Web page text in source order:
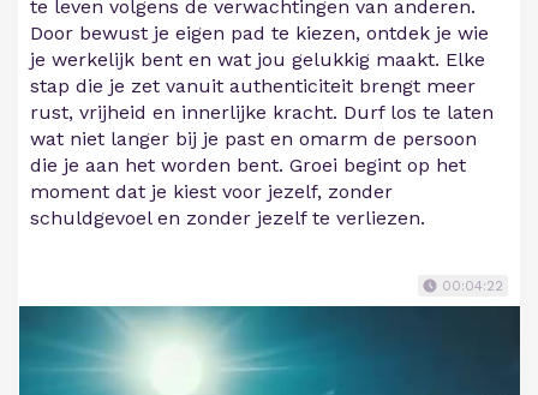
te leven volgens de verwachtingen van anderen.
Door bewust je eigen pad te kiezen, ontdek je wie
je werkelijk bent en wat jou gelukkig maakt. Elke
stap die je zet vanuit authenticiteit brengt meer
rust, vrijheid en innerlijke kracht. Durf los te laten
wat niet langer bij je past en omarm de persoon
die je aan het worden bent. Groei begint op het
moment dat je kiest voor jezelf, zonder
schuldgevoel en zonder jezelf te verliezen.
00:04:22